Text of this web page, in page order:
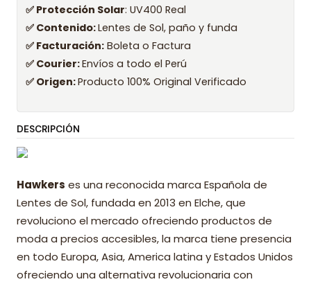
✅ Protección Solar: UV400 Real
✅ Contenido:Lentes de Sol, paño y funda
✅ Facturación: Boleta o Factura
✅ Courier:Envíos a todo el Perú
✅ Origen:Producto 100% Original Verificado
DESCRIPCIÓN
Hawkers es una reconocida marca Española de
Lentes de Sol, fundada en 2013 en Elche, que
revoluciono el mercado ofreciendo productos de
moda a precios accesibles, la marca tiene presencia
en todo Europa, Asia, America latina y Estados Unidos
ofreciendo una alternativa revolucionaria con